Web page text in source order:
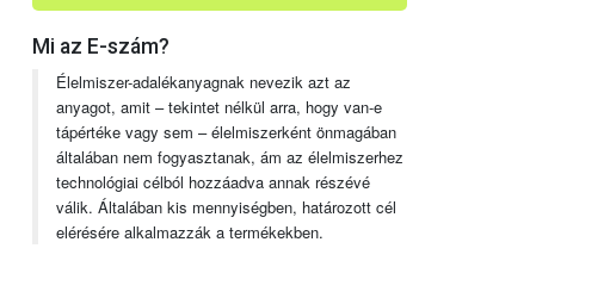
Mi az E-szám?
Élelmiszer-adalékanyagnak nevezik azt az
anyagot, amit – tekintet nélkül arra, hogy van-e
tápértéke vagy sem – élelmiszerként önmagában
általában nem fogyasztanak, ám az élelmiszerhez
technológiai célból hozzáadva annak részévé
válik. Általában kis mennyiségben, határozott cél
elérésére alkalmazzák a termékekben.